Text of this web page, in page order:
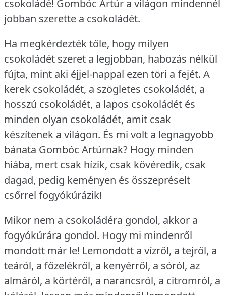
csokoládé! Gombóc Artúr a világon mindennél
jobban szerette a csokoládét.
Ha megkérdezték tőle, hogy milyen
csokoládét szeret a legjobban, habozás nélkül
fújta, mint aki éjjel-nappal ezen töri a fejét. A
kerek csokoládét, a szögletes csokoládét, a
hosszú csokoládét, a lapos csokoládét és
minden olyan csokoládét, amit csak
készítenek a világon. És mi volt a legnagyobb
bánata Gombóc Artúrnak? Hogy minden
hiába, mert csak hízik, csak kövéredik, csak
dagad, pedig keményen és összepréselt
csőrrel fogyókúrázik!
Mikor nem a csokoládéra gondol, akkor a
fogyókúrára gondol. Hogy mi mindenről
mondott már le! Lemondott a vízről, a tejről, a
teáról, a főzelékről, a kenyérről, a sóról, az
almáról, a körtéről, a narancsról, a citromról, a